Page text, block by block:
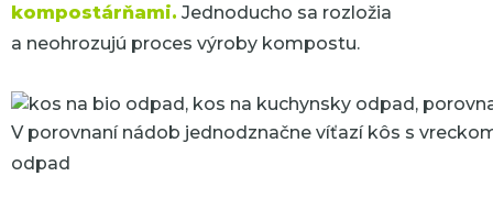
kompostárňami. Jednoducho sa rozložia
a neohrozujú proces výroby kompostu.
V porovnaní nádob jednodznačne víťazí kôs s
odpad